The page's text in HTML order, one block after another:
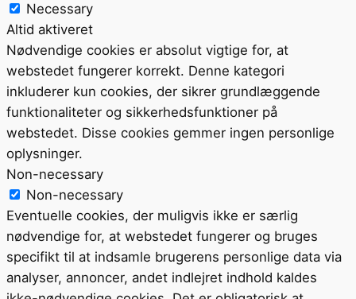
Necessary
Altid aktiveret
Nødvendige cookies er absolut vigtige for, at
webstedet fungerer korrekt. Denne kategori
inkluderer kun cookies, der sikrer grundlæggende
funktionaliteter og sikkerhedsfunktioner på
webstedet. Disse cookies gemmer ingen personlige
oplysninger.
Non-necessary
Non-necessary
Eventuelle cookies, der muligvis ikke er særlig
nødvendige for, at webstedet fungerer og bruges
specifikt til at indsamle brugerens personlige data via
analyser, annoncer, andet indlejret indhold kaldes